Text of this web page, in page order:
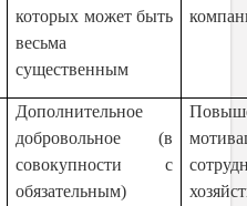
которых может быть
весьма
существенным
Дополнительное
добровольное (в
совокупности с
обязательным)